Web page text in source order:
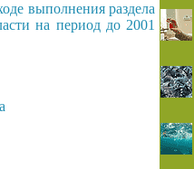
выполнения раздела
на период до 2001